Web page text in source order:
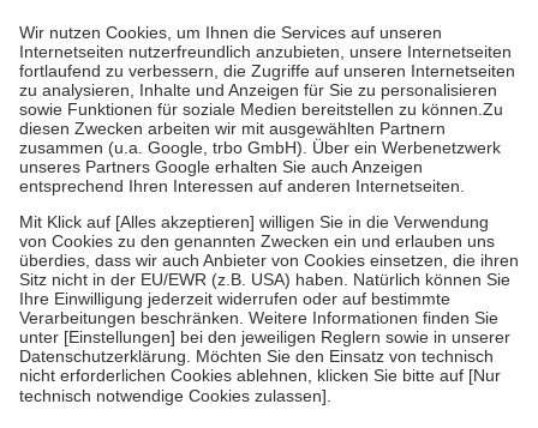
höchstens zehn Euro.
Es sind jedoch nie mehr als die tatsächlichen
Kosten der Leistung zu entrichten.
Diese Regeln gelten grundsätzlich auch für Online-Apotheken.
Bei Heilmitteln und häuslicher Krankenpflege beträgt die
Zuzahlung zehn Prozent der Kosten sowie zehn Euro je
Verordnung.
Um das Engagement der Versicherten für ihre eigene Gesundheit zu
stärken und die besondere Stellung der Familie zu unterstützen,
fallenkeine Zuzahlungenan bei:
• Kindern und Jugendlichen bis zum vollendeten 18. Lebensjahr
mit Ausnahme der Fahrkosten
• Untersuchungen zur Vorsorge und Früherkennung, die von der
GKV getragen werden
• empfohlenen Schutzimpfungen
• Harn- und Blutteststreifen